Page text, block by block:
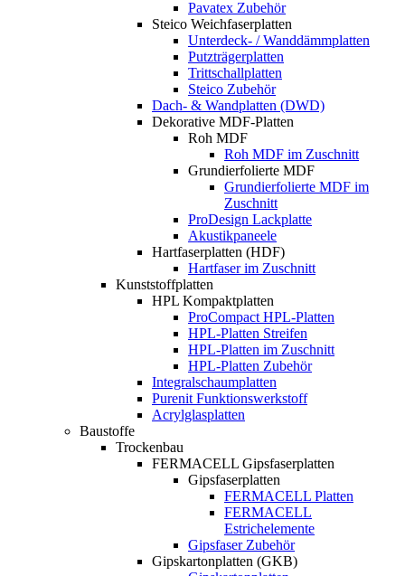
Pavatex Zubehör
Steico Weichfaserplatten
Unterdeck- / Wanddämmplatten
Putzträgerplatten
Trittschallplatten
Steico Zubehör
Dach- & Wandplatten (DWD)
Dekorative MDF-Platten
Roh MDF
Roh MDF im Zuschnitt
Grundierfolierte MDF
Grundierfolierte MDF im
Zuschnitt
ProDesign Lackplatte
Akustikpaneele
Hartfaserplatten (HDF)
Hartfaser im Zuschnitt
Kunststoffplatten
HPL Kompaktplatten
ProCompact HPL-Platten
HPL-Platten Streifen
HPL-Platten im Zuschnitt
HPL-Platten Zubehör
Integralschaumplatten
Purenit Funktionswerkstoff
Acrylglasplatten
Baustoffe
Trockenbau
FERMACELL Gipsfaserplatten
Gipsfaserplatten
FERMACELL Platten
FERMACELL
Estrichelemente
Gipsfaser Zubehör
Gipskartonplatten (GKB)